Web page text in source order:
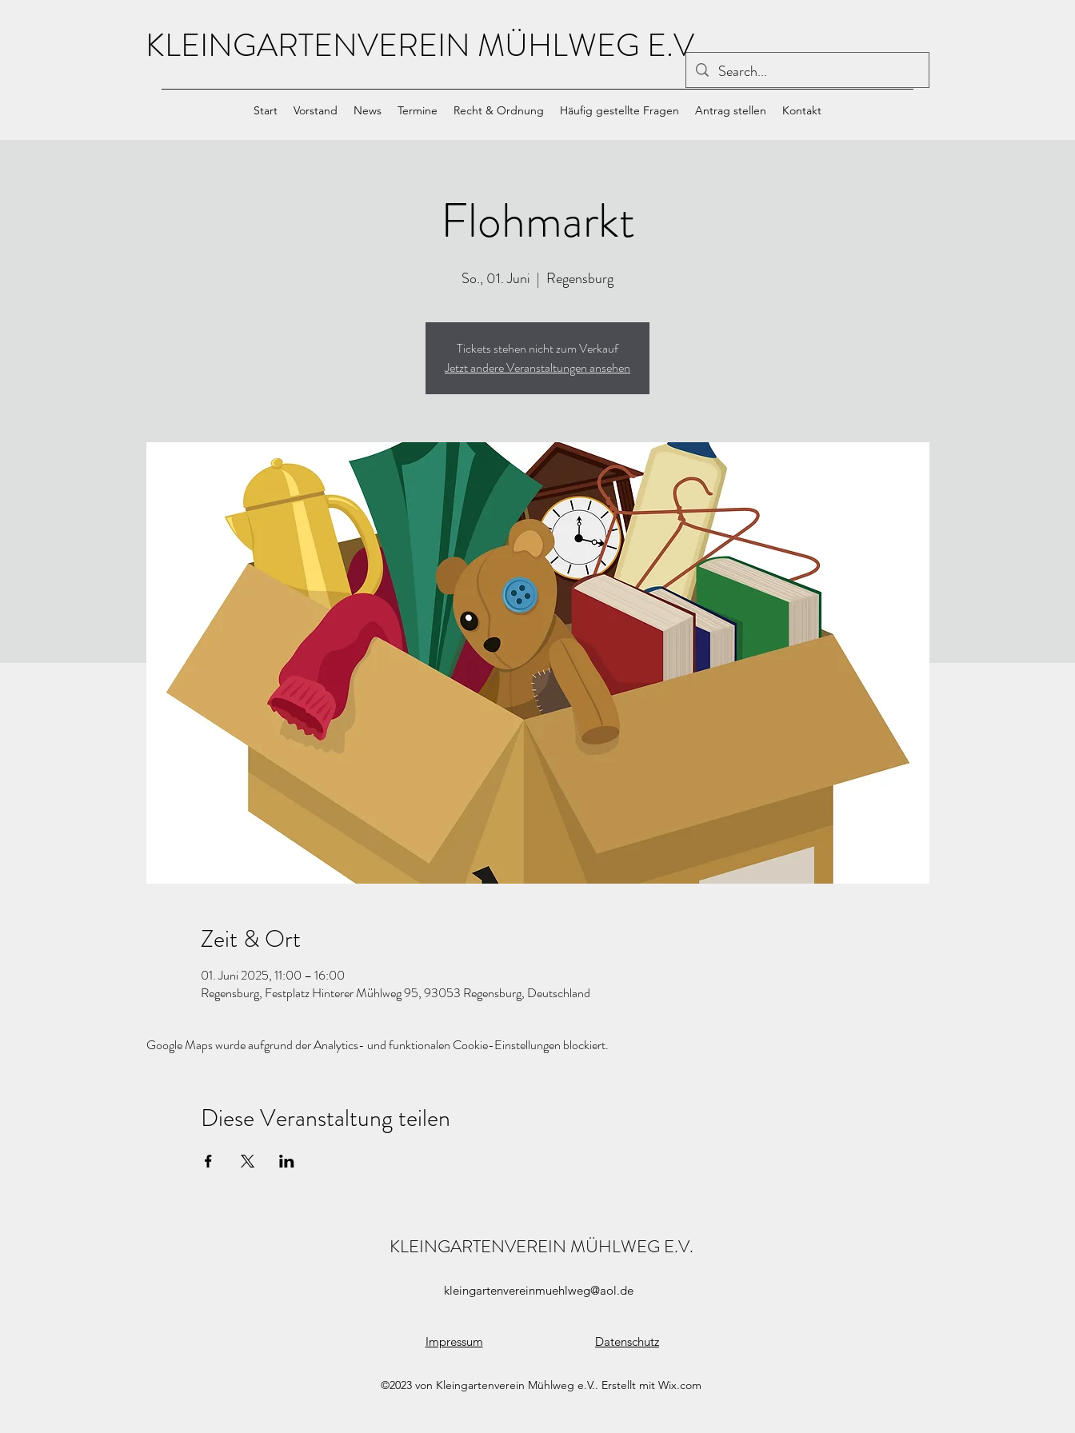
KLEINGARTENVEREIN MÜHLWEG E.V.
Start Vorstand News Termine Recht & Ordnung Häufig gestellte Fragen Antrag stellen Kontakt
Flohmarkt
So., 01. Juni
  |
Regensburg
Tickets stehen nicht zum Verkauf
Jetzt andere Veranstaltungen ansehen
Zeit & Ort
01. Juni 2025, 11:00 – 16:00
Regensburg, Festplatz Hinterer Mühlweg 95, 93053 Regensburg, Deutschland
Google Maps wurde aufgrund der Analytics- und funktionalen Cookie-Einstellungen blockiert.
Diese Veranstaltung teilen
KLEINGARTENVEREIN MÜHLWEG E.V.
kleingartenvereinmuehlweg@aol.de
Impressum Datenschutz
©2023 von Kleingartenverein Mühlweg e.V.. Erstellt mit Wix.com